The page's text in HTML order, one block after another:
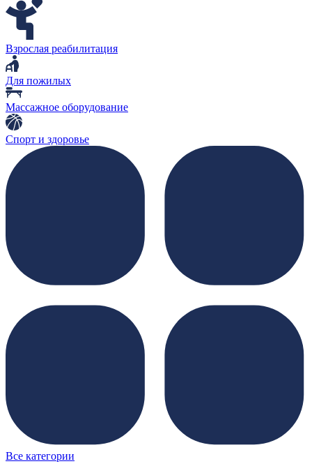
Взрослая реабилитация
Для пожилых
Массажное оборудование
Спорт и здоровье
Все категории